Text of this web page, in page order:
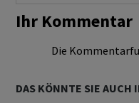
Ihr Kommentar
Die
DAS KÖNNTE SIE AUCH